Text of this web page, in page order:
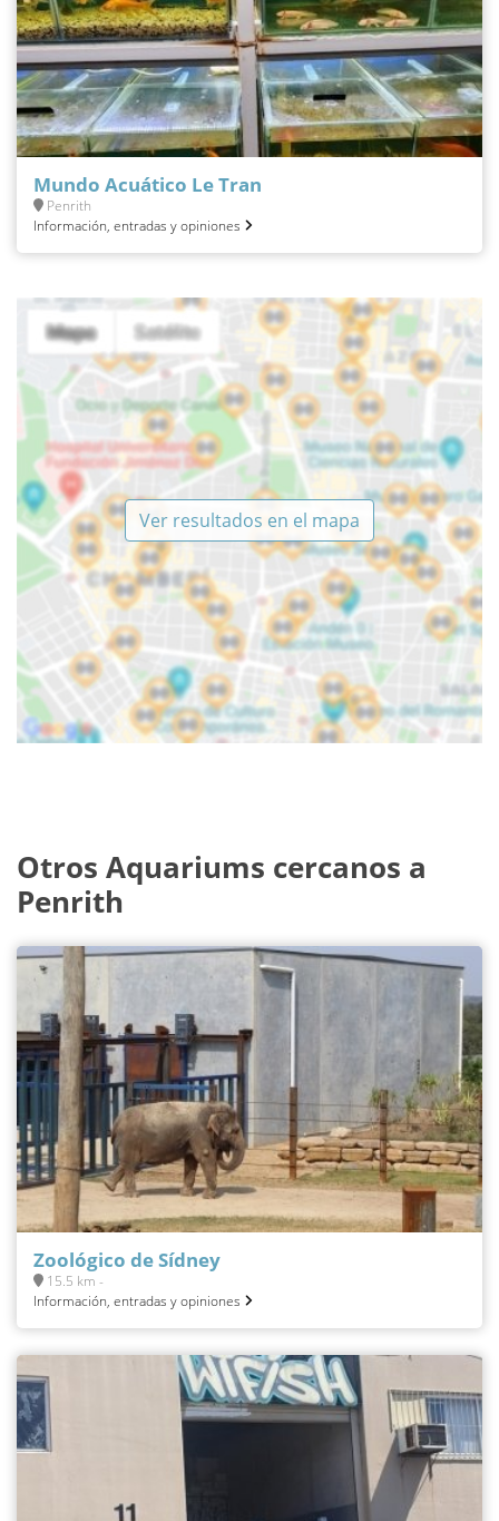
Mundo Acuático Le Tran
Penrith
Información, entradas y opiniones
Ver resultados en el mapa
Otros Aquariums cercanos a
Penrith
Zoológico de Sídney
15.5 km -
Información, entradas y opiniones